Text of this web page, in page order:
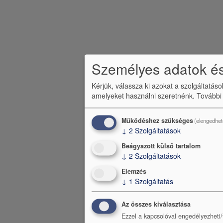
Személyes adatok
Kérjük, válassza ki azokat a
amelyeket használni szeretnénk.
Működéshez szükséges
↓ 2 Szolgáltatások
Beágyazott külső tartalom
↓ 2 Szolgáltatások
Elemzés
↓ 1 Szolgáltatás
Az összes kiválasztása
Ezzel a kapcsolóval